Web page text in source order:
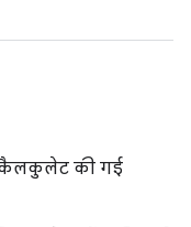
कैलकुलेट की गई